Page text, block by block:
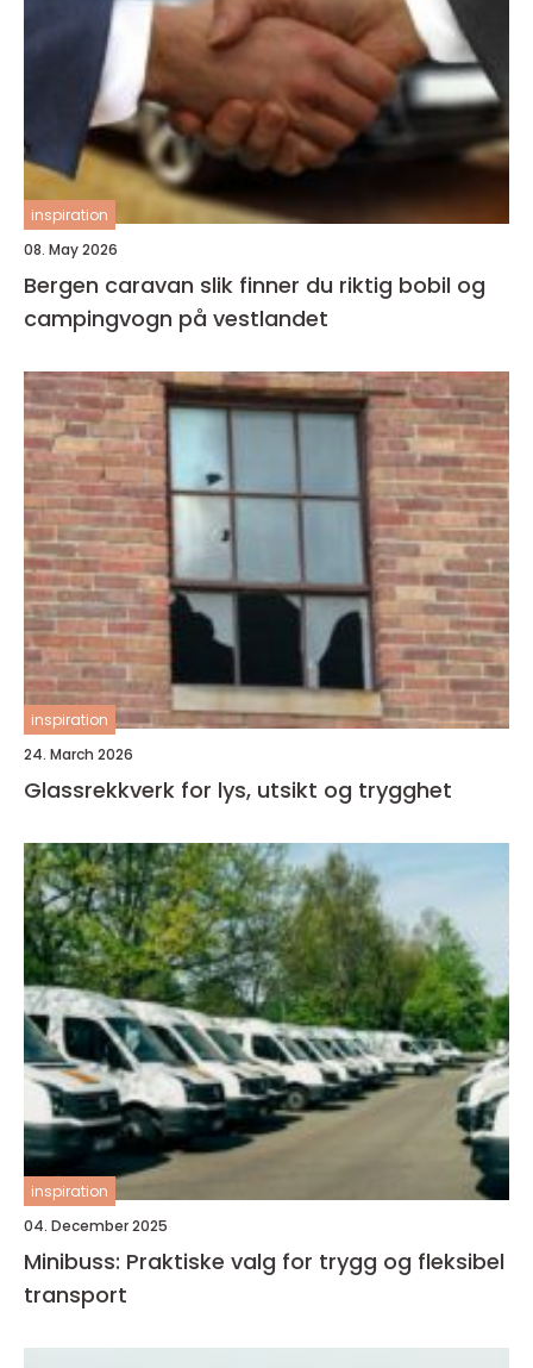
inspiration
08. May 2026
Bergen caravan slik finner du riktig bobil og
campingvogn på vestlandet
inspiration
24. March 2026
Glassrekkverk for lys, utsikt og trygghet
inspiration
04. December 2025
Minibuss: Praktiske valg for trygg og fleksibel
transport